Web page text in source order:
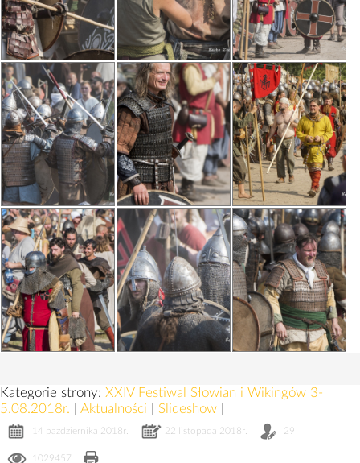
Kategorie strony: XXIV Festiwal Słowian i Wikingów 3-
5.08.2018r.
Aktualności Slideshow
14 października 2018r. 22 listopada 2018r. 29
1029457